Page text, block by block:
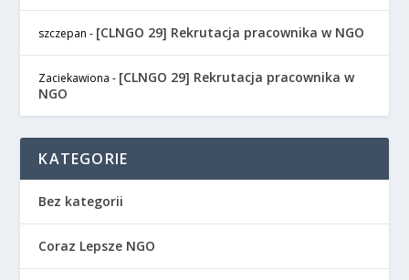
szczepan - [CLNGO 29] Rekrutacja pracownika w NGO
Zaciekawiona - [CLNGO 29] Rekrutacja pracownika w
NGO
KATEGORIE
Bez kategorii
Coraz Lepsze NGO